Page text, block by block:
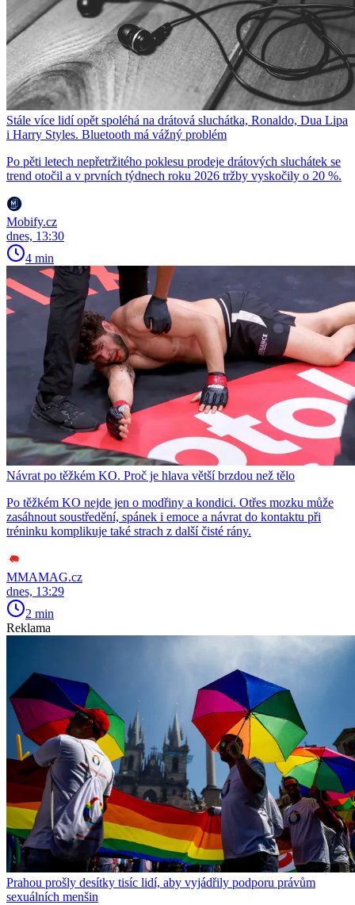
Stále více lidí opět spoléhá na drátová sluchátka, Ronaldo, Dua Lipa
i Harry Styles. Bluetooth má vážný problém
Po pěti letech nepřetržitého poklesu prodeje drátových sluchátek se
trend otočil a v prvních týdnech roku 2026 tržby vyskočily o 20 %.
Mobify.cz
dnes, 13:30
4 min
Návrat po těžkém KO. Proč je hlava větší brzdou než tělo
Po těžkém KO nejde jen o modřiny a kondici. Otřes mozku může
zasáhnout soustředění, spánek i emoce a návrat do kontaktu při
tréninku komplikuje také strach z další čisté rány.
MMAMAG.cz
dnes, 13:29
2 min
Reklama
Prahou prošly desítky tisíc lidí, aby vyjádřily podporu právům
sexuálních menšin